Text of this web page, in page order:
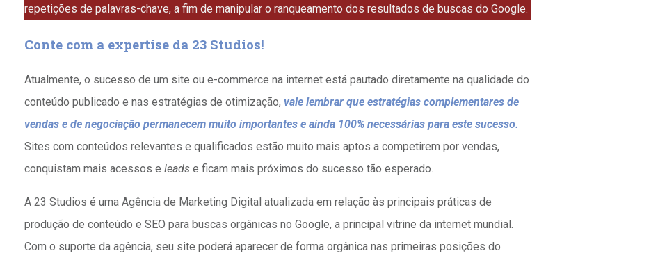
repetições de palavras-chave, a fim de manipular o ranqueamento dos resultados de buscas do Google.
Conte com a expertise da 23 Studios!
Atualmente, o sucesso de um site ou e-commerce na internet está pautado diretamente na qualidade do
conteúdo publicado e nas estratégias de otimização,vale lembrar que estratégias complementares de
vendas e de negociação permanecem muito importantes e ainda 100% necessárias para este sucesso.
Sites com conteúdos relevantes e qualificados estão muito mais aptos a competirem por vendas,
conquistam mais acessos eleads e ficam mais próximos do sucesso tão esperado.
A 23 Studios é uma Agência de Marketing Digital atualizada em relação às principais práticas de
produção de conteúdo e SEO para buscas orgânicas no Google, a principal vitrine da internet mundial.
Com o suporte da agência, seu site poderá aparecer de forma orgânica nas primeiras posições do